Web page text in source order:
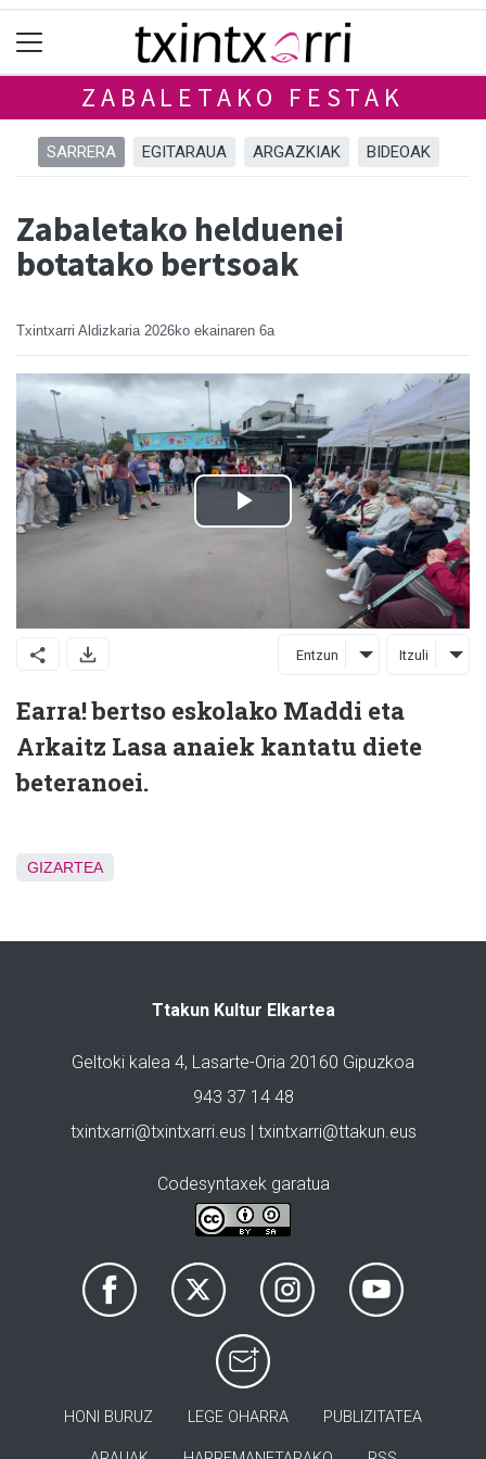
ZABALETAKO FESTAK
SARRERA EGITARAUA ARGAZKIAK BIDEOAK
Zabaletako helduenei
botatako bertsoak
Txintxarri Aldizkaria 2026ko ekainaren 6a
Entzun Itzuli
Earra! bertso eskolako Maddi eta
Arkaitz Lasa anaiek kantatu diete
beteranoei.
GIZARTEA
Ttakun Kultur Elkartea
Geltoki kalea 4, Lasarte-Oria 20160 Gipuzkoa
943 37 14 48
txintxarri@txintxarri.eus | txintxarri@ttakun.eus
Codesyntaxek garatua
HONI BURUZ LEGE OHARRA PUBLIZITATEA